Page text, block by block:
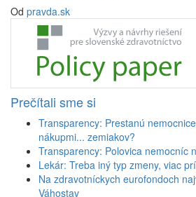
Od pravda.sk
Prečítali sme si
Transparency: Prestanú
nákupmi... zemiakov?
Transparency: Polovica nemocníc
Lekár: Treba iný typ zmeny, viac
Na zdravotníckych eurofondoch
Váhostav